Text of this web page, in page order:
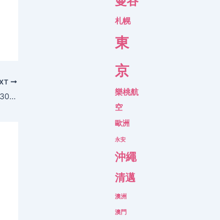
爆賞星期三，首爾/曼谷機票 2人同行減HK$300，今日下午1至4 – 永安旅遊
札幌
東
京
樂桃航
空
歐洲
永安
沖繩
清邁
澳洲
澳門